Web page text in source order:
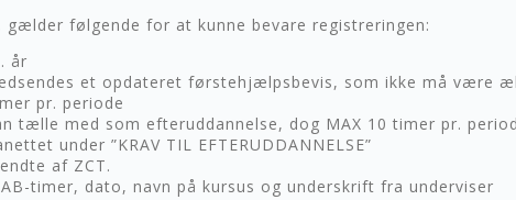
følgende for at kunne bevare registreringen:
år
et opdateret førstehjælpsbevis, som ikke må være
pr. periode
tælle med som efteruddannelse, dog MAX 10 timer pr.
under ”KRAV TIL EFTERUDDANNELSE”
af ZCT.
timer, dato, navn på kursus og underskrift fra underviser